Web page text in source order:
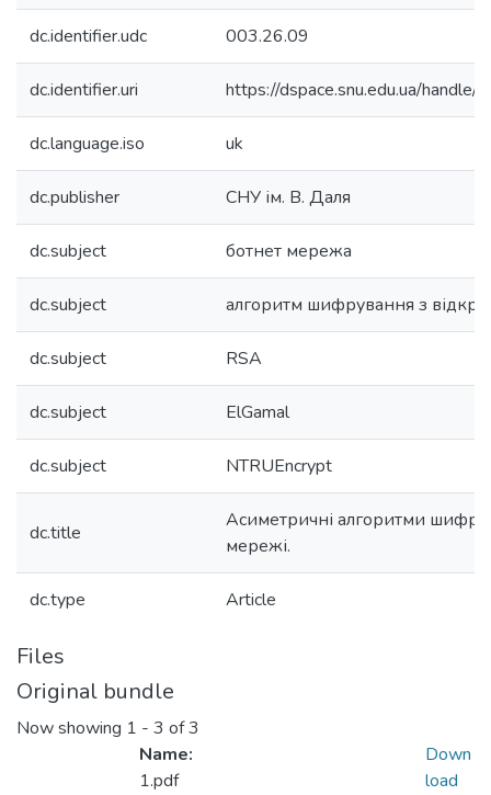
dc.identifier.udc 003.26.09
dc.identifier.uri https://dspace.snu.edu.ua/
dc.language.iso uk
dc.publisher СНУ ім. В. Даля
dc.subject ботнет мережа
dc.subject алгоритм шифрування з
dc.subject RSA
dc.subject ElGamal
dc.subject NTRUEncrypt
dc.title
Асиметричні алгоритми
мережі.
dc.type Article
Files
Original bundle
Now showing 1 - 3 of 3
Name:
1.pdf
Down
load